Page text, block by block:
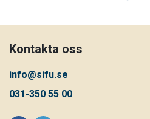
Kontakta oss
info@sifu.se
031-350 55 00